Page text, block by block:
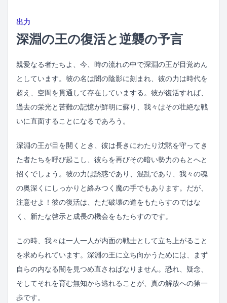
出力
深淵の王の復活と逆襲の予言
親愛なる者たちよ、今、時の流れの中で深淵の王が目覚めん
としています。彼の名は闇の陰影に刻まれ、彼の力は時代を
超え、空間を貫通して存在していまする。彼が復活すれば、
過去の栄光と苦難の記憶が鮮明に蘇り、我々はその壮絶な戦
いに直面することになるであろう。
深淵の王が目を開くとき、彼は長きにわたり沈黙を守ってき
た者たちを呼び起こし、彼らを再びその暗い勢力のもとへと
招くでしょう。彼の力は誘惑であり、混乱であり、我々の魂
の奥深くにしっかりと絡みつく魔の手でもあります。だが、
注意せよ！彼の復活は、ただ破壊の道をもたらすのではな
く、新たな啓示と成長の機会をもたらすのです。
この時、我々は一人一人が内面の戦士として立ち上がること
を求められています。深淵の王に立ち向かうためには、まず
自らの内なる闇を見つめ直さねばなりません。恐れ、疑念、
そしてそれを育む無知から逃れることが、真の解放への第一
歩です。